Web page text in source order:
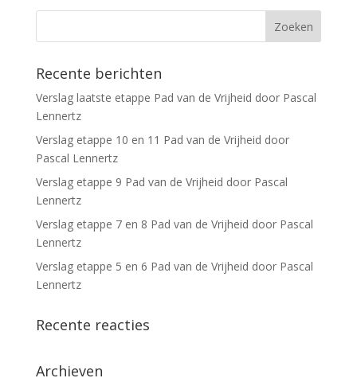
Recente berichten
Verslag laatste etappe Pad van de Vrijheid door Pascal
Lennertz
Verslag etappe 10 en 11 Pad van de Vrijheid door
Pascal Lennertz
Verslag etappe 9 Pad van de Vrijheid door Pascal
Lennertz
Verslag etappe 7 en 8 Pad van de Vrijheid door Pascal
Lennertz
Verslag etappe 5 en 6 Pad van de Vrijheid door Pascal
Lennertz
Recente reacties
Archieven